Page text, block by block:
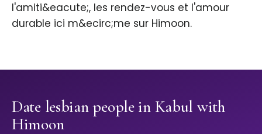
l'amiti&eacute;, les rendez-vous et l'amour
durable ici m&ecirc;me sur Himoon.
Date lesbian people in Kabul with
Himoon